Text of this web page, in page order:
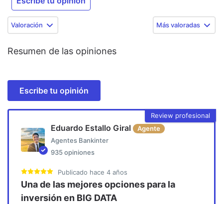
Valoración Más valoradas
Resumen de las opiniones
Escribe tu opinión
Review profesional
Eduardo Estallo Giral
Agente
Agentes Bankinter
935 opiniones
Publicado hace 4 años
Una de las mejores opciones para la
inversión en BIG DATA